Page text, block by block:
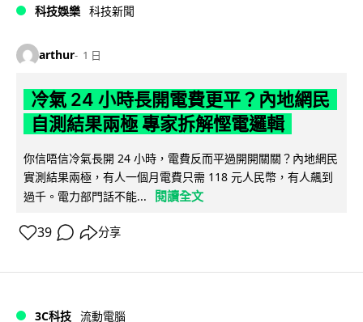
科技娛樂 科技新聞
arthur 1 日
冷氣 24 小時長開電費更平？內地網民
自測結果兩極 專家拆解慳電邏輯
你信唔信冷氣長開 24 小時，電費反而平過開開關關？內地網民
實測結果兩極，有人一個月電費只需 118 元人民幣，有人飆到
過千。電力部門話不能...
閱讀全文
39 分享
3C科技 流動電腦